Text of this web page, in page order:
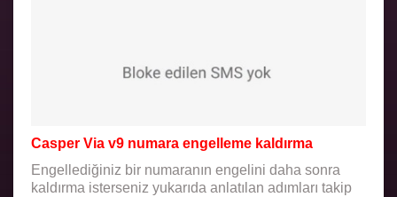
Casper Via v9 numara engelleme kaldırma
Engellediğiniz bir numaranın engelini daha sonra
kaldırma isterseniz yukarıda anlatılan adımları takip